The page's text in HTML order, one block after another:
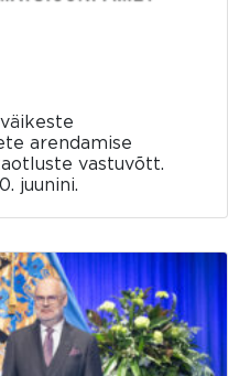
arendamise
vastuvõtt.
juunini.